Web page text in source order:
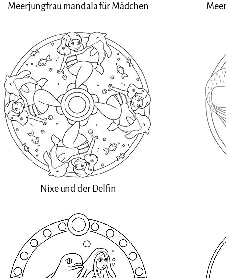
Meerjungfrau mandala für Mädchen
Nixe und der Delfin